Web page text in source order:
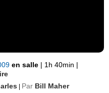
en salle | 1h 40min |
| Par Bill Maher